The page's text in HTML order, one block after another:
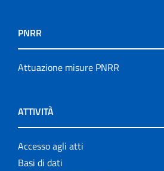
PNRR
Attuazione misure PNRR
ATTIVITÀ
Accesso agli atti
Basi di dati